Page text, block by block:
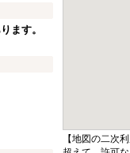
ます。
【地図の二次